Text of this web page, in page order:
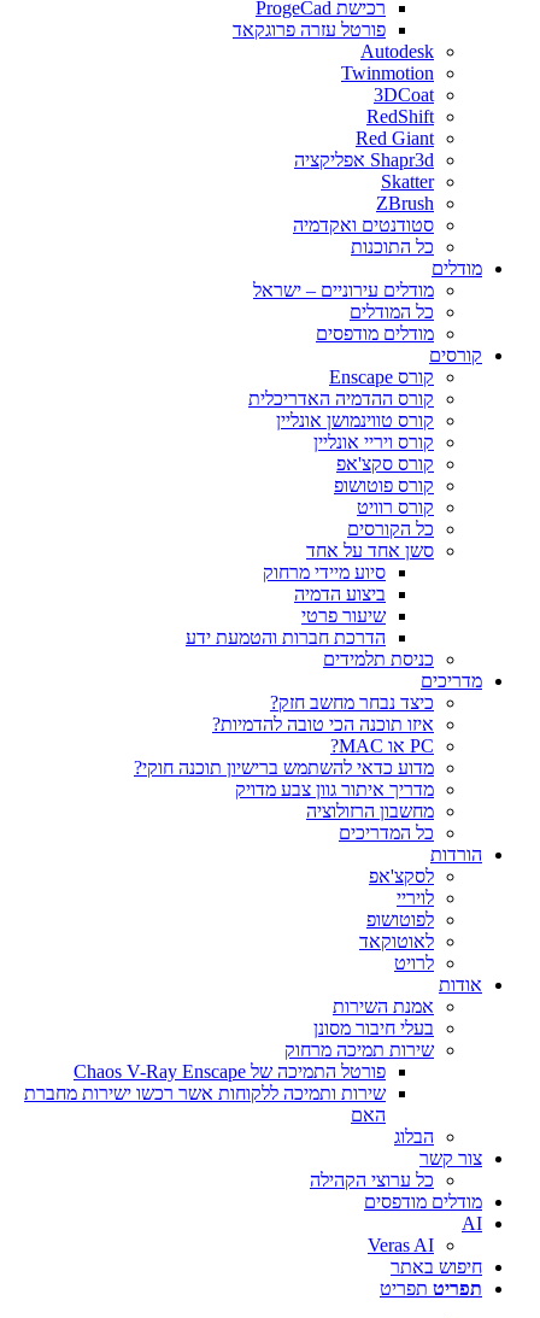
רכישת ProgeCad
פורטל עזרה פרוגקאד
Autodesk
Twinmotion
3DCoat
RedShift
Red Giant
Shapr3d אפליקציה
Skatter
ZBrush
סטודנטים ואקדמיה
כל התוכנות
מודלים
מודלים עירוניים – ישראל
כל המודלים
מודלים מודפסים
קורסים
קורס Enscape
קורס ההדמיה האדריכלית
קורס טווינמושן אונליין
קורס ויריי אונליין
קורס סקצ'אפ
קורס פוטושופ
קורס רוויט
כל הקורסים
סשן אחד על אחד
סיוע מיידי מרחוק
ביצוע הדמיה
שיעור פרטי
הדרכת חברות והטמעת ידע
כניסת תלמידים
מדריכים
כיצד נבחר מחשב חזק?
איזו תוכנה הכי טובה להדמיות?‎‎
PC או MAC?
מדוע כדאי להשתמש ברישיון תוכנה חוקי?
מדריך איתור גוון צבע מדויק
מחשבון הרזולוציה
כל המדריכים
הורדות
לסקצ'אפ
לויריי
לפוטושופ
לאוטוקאד
לרויט
אודות
אמנת השירות
בעלי חיבור מסונן
שירות תמיכה מרחוק
פורטל התמיכה של Chaos V-Ray Enscape
שירות ותמיכה ללקוחות אשר רכשו ישירות מחברת
האם
הבלוג
צור קשר
כל ערוצי הקהילה
מודלים מודפסים
AI
Veras AI
חיפוש באתר
תפריט תפריט